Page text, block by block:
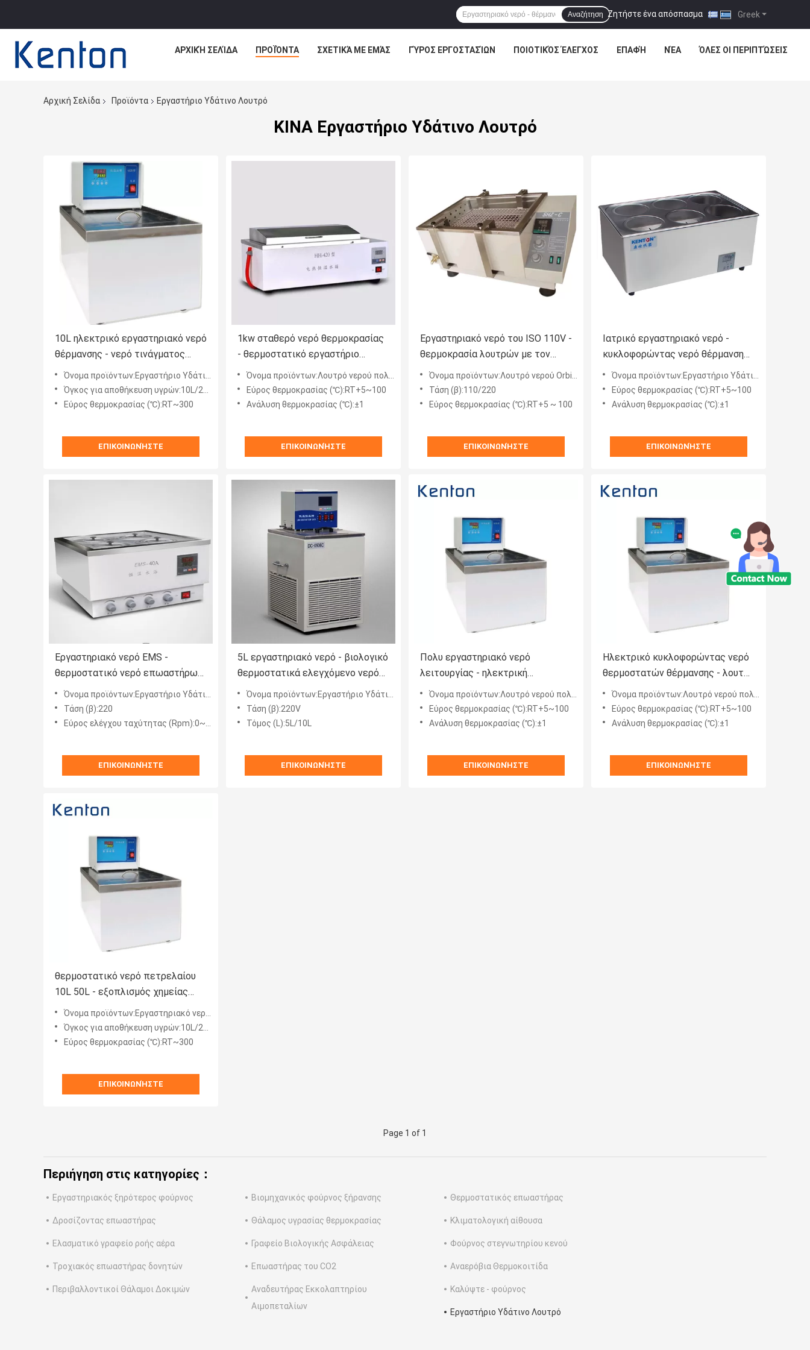
Greek
Ζητήστε ένα απόσπασμα |
Αναζήτηση
ΑΡΧΙΚΉ ΣΕΛΊΔΑ ΠΡΟΪΌΝΤΑ ΣΧΕΤΙΚΆ ΜΕ ΕΜΆΣ ΓΎΡΟΣ ΕΡΓΟΣΤΑΣΊΩΝ ΠΟΙΟΤΙΚΌΣ ΈΛΕΓΧΟΣ ΕΠΑΦΉ ΝΈΑ ΌΛΕΣ ΟΙ ΠΕΡΙΠΤΏΣΕΙΣ
Αρχική Σελίδα Προϊόντα Εργαστήριο Υδάτινο Λουτρό
ΚΙΝΑ Εργαστήριο Υδάτινο Λουτρό
10L ηλεκτρικό εργαστηριακό νερό
θέρμανσης - νερό τινάγματος
πετρελαίου χημείας λουτρών -
λουτρό
Όνομα προϊόντων:Εργαστήριο Υδάτινο Λουτρό
Όγκος για αποθήκευση υγρών:10L/20L/30L/50L
Εύρος θερμοκρασίας (℃):RT~300
ΕΠΙΚΟΙΝΩΝΉΣΤΕ
1kw σταθερό νερό θερμοκρασίας
- θερμοστατικό εργαστήριο
θέρμανσης εξοπλισμού
εργαστηρίων λουτρών
Όνομα προϊόντων:Λουτρό νερού πολλαπλών χρήσεων
Εύρος θερμοκρασίας (℃):RT+5~100
Ανάλυση θερμοκρασίας (℃):±1
ΕΠΙΚΟΙΝΩΝΉΣΤΕ
Εργαστηριακό νερό του ISO 110V -
θερμοκρασία λουτρών με τον
τροχιακό δονητή
Όνομα προϊόντων:Λουτρό νερού Orbital Shaker
Τάση (β):110/220
Εύρος θερμοκρασίας (℃):RT+5 ~ 100
ΕΠΙΚΟΙΝΩΝΉΣΤΕ
Ιατρικό εργαστηριακό νερό -
κυκλοφορώντας νερό θέρμανσης
0.5kw λουτρών - λουτρό
Όνομα προϊόντων:Εργαστήριο Υδάτινο Λουτρό
Εύρος θερμοκρασίας (℃):RT+5~100
Ανάλυση θερμοκρασίας (℃):±1
ΕΠΙΚΟΙΝΩΝΉΣΤΕ
Εργαστηριακό νερό EMS -
θερμοστατικό νερό επωαστήρων
λουτρών - λουτρό με το
μαγνητικό ανακάτωμα
Όνομα προϊόντων:Εργαστήριο Υδάτινο Λουτρό
Τάση (β):220
Εύρος ελέγχου ταχύτητας (Rpm):0~2400
ΕΠΙΚΟΙΝΩΝΉΣΤΕ
5L εργαστηριακό νερό - βιολογικό
θερμοστατικά ελεγχόμενο νερό
επιστήμης λουτρών - λουτρό
Όνομα προϊόντων:Εργαστήριο Υδάτινο Λουτρό
Τάση (β):220V
Τόμος (L):5L/10L
ΕΠΙΚΟΙΝΩΝΉΣΤΕ
Πολυ εργαστηριακό νερό
λειτουργίας - ηλεκτρική
κυκλοφορία θερμοστατών
θέρμανσης λουτρών
Όνομα προϊόντων:Λουτρό νερού πολλαπλών χρήσεων
Εύρος θερμοκρασίας (℃):RT+5~100
Ανάλυση θερμοκρασίας (℃):±1
ΕΠΙΚΟΙΝΩΝΉΣΤΕ
Ηλεκτρικό κυκλοφορώντας νερό
θερμοστατών θέρμανσης - λουτρό
για την εργαστηριακή πολυ
λειτουργία
Όνομα προϊόντων:Λουτρό νερού πολλαπλών χρήσεων
Εύρος θερμοκρασίας (℃):RT+5~100
Ανάλυση θερμοκρασίας (℃):±1
ΕΠΙΚΟΙΝΩΝΉΣΤΕ
θερμοστατικό νερό πετρελαίου
10L 50L - εξοπλισμός χημείας
εργαστηρίων λουτρών
Όνομα προϊόντων:Εργαστηριακό νερό/λουτρό πετρελαίου
Όγκος για αποθήκευση υγρών:10L/20L/30L/50L
Εύρος θερμοκρασίας (℃):RT~300
ΕΠΙΚΟΙΝΩΝΉΣΤΕ
Page 1 of 1
Περιήγηση στις κατηγορίες：
Εργαστηριακός ξηρότερος φούρνος Βιομηχανικός φούρνος ξήρανσης Θερμοστατικός επωαστήρας
Δροσίζοντας επωαστήρας Θάλαμος υγρασίας θερμοκρασίας Κλιματολογική αίθουσα
Ελασματικό γραφείο ροής αέρα Γραφείο Βιολογικής Ασφάλειας Φούρνος στεγνωτηρίου κενού
Τροχιακός επωαστήρας δονητών Επωαστήρας του CO2 Αναερόβια Θερμοκοιτίδα
Περιβαλλοντικοί Θάλαμοι Δοκιμών
Αναδευτήρας Εκκολαπτηρίου
Αιμοπεταλίων
Καλύψτε - φούρνος
Εργαστήριο Υδάτινο Λουτρό